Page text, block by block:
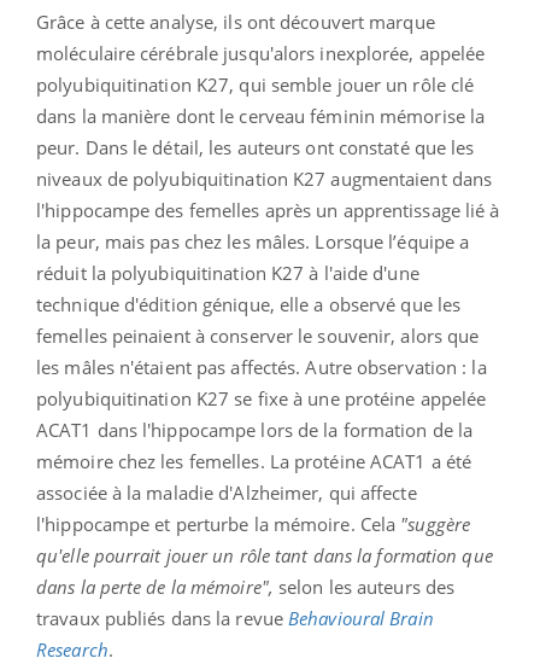
Grâce à cette analyse, ils ont découvert marque
moléculaire cérébrale jusqu'alors inexplorée, appelée
polyubiquitination K27, qui semble jouer un rôle clé
dans la manière dont le cerveau féminin mémorise la
peur. Dans le détail, les auteurs ont constaté que les
niveaux de polyubiquitination K27 augmentaient dans
l'hippocampe des femelles après un apprentissage lié à
la peur, mais pas chez les mâles. Lorsque l’équipe a
réduit la polyubiquitination K27 à l'aide d'une
technique d'édition génique, elle a observé que les
femelles peinaient à conserver le souvenir, alors que
les mâles n'étaient pas affectés. Autre observation : la
polyubiquitination K27 se fixe à une protéine appelée
ACAT1 dans l'hippocampe lors de la formation de la
mémoire chez les femelles. La protéine ACAT1 a été
associée à la maladie d'Alzheimer, qui affecte
l'hippocampe et perturbe la mémoire. Cela "suggère
qu'elle pourrait jouer un rôle tant dans la formation que
dans la perte de la mémoire", selon les auteurs des
travaux publiés dans la revueBehavioural Brain
Research.